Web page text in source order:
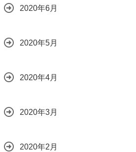
2020年6月
2020年5月
2020年4月
2020年3月
2020年2月